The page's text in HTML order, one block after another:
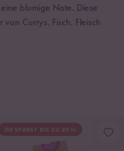
blumige Note. Diese
Currys, Fisch, Fleisch
DU SPARST BIS ZU 20 %